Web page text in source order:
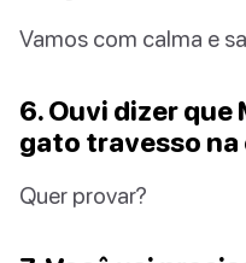
Vamos com calma e
6. Ouvi dizer que
gato travesso na
Quer provar?